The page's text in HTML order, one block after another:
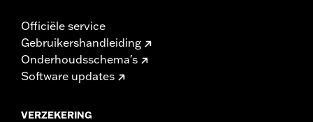
Officiële service
Gebruikershandleiding
Onderhoudsschema's
Software updates
VERZEKERING